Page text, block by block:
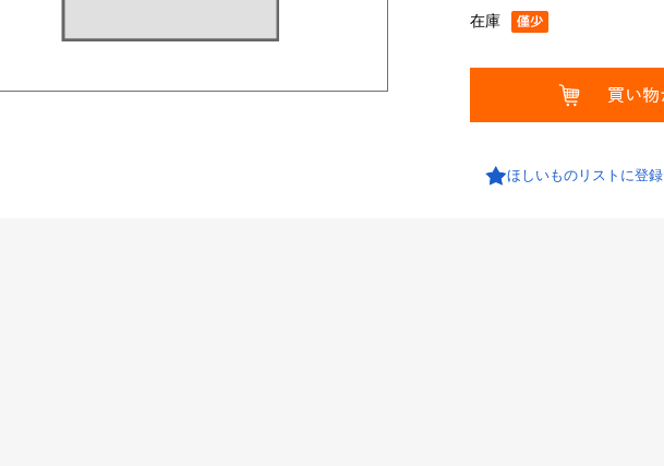
在庫
ほしいものリストに登録